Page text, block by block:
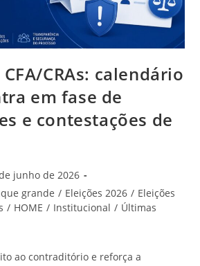
CRAs: calendário
em fase de
e contestações de
junho de 2026
grande / Eleições 2026 / Eleições
/ HOME / Institucional / Últimas
ao contraditório e reforça a